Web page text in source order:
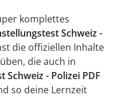
komplettes
Schweiz -
die offiziellen Inhalte
die auch in
Schweiz - Polizei PDF
so deine Lernzeit